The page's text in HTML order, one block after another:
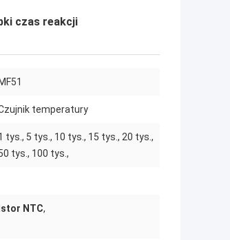
czas reakcji
MF51
temperatury
tys., 5 tys., 10 tys., 15 tys., 20 tys.,
tys., 100 tys.,
NTC,